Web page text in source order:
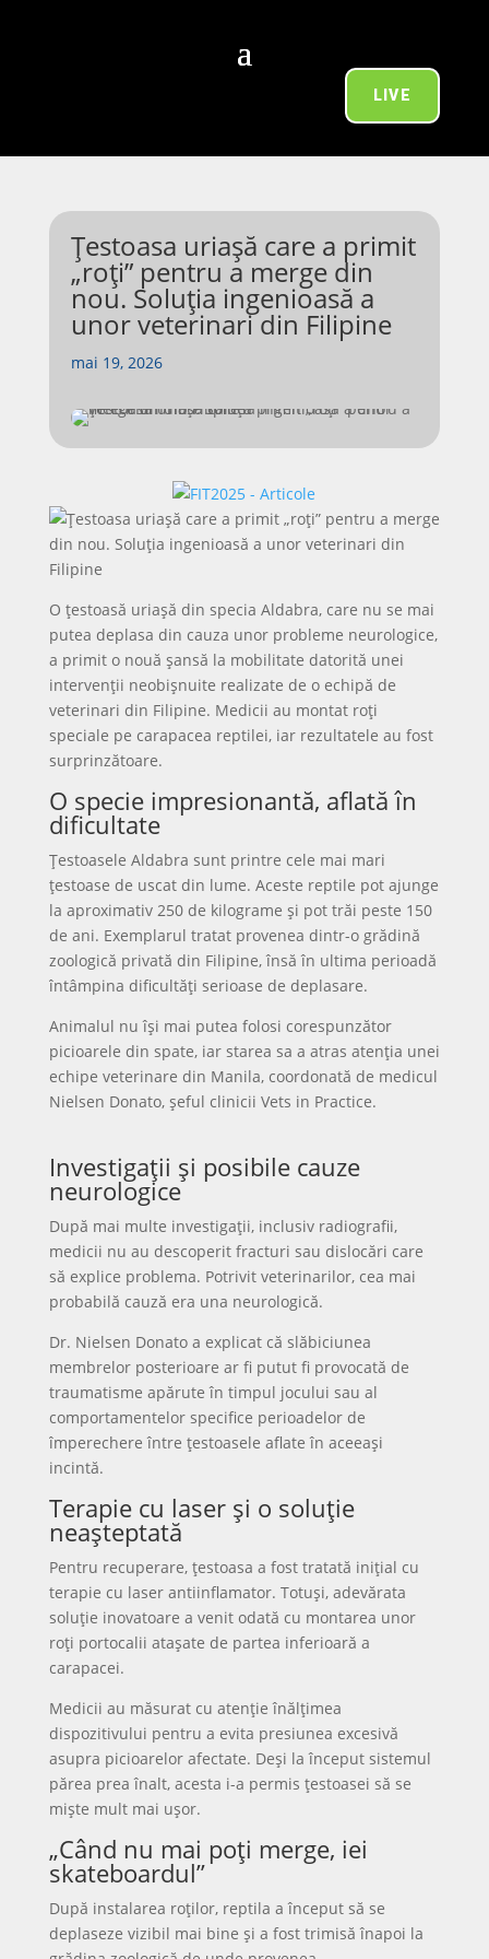
LIVE
Țestoasa uriașă care a primit
„roți” pentru a merge din
nou. Soluția ingenioasă a
unor veterinari din Filipine
mai 19, 2026
O țestoasă uriașă din specia Aldabra, care nu se mai
putea deplasa din cauza unor probleme neurologice,
a primit o nouă șansă la mobilitate datorită unei
intervenții neobișnuite realizate de o echipă de
veterinari din Filipine. Medicii au montat roți
speciale pe carapacea reptilei, iar rezultatele au fost
surprinzătoare.
O specie impresionantă, aflată în
dificultate
Țestoasele Aldabra sunt printre cele mai mari
țestoase de uscat din lume. Aceste reptile pot ajunge
la aproximativ 250 de kilograme și pot trăi peste 150
de ani. Exemplarul tratat provenea dintr-o grădină
zoologică privată din Filipine, însă în ultima perioadă
întâmpina dificultăți serioase de deplasare.
Animalul nu își mai putea folosi corespunzător
picioarele din spate, iar starea sa a atras atenția unei
echipe veterinare din Manila, coordonată de medicul
Nielsen Donato, șeful clinicii Vets in Practice.
Investigații și posibile cauze
neurologice
După mai multe investigații, inclusiv radiografii,
medicii nu au descoperit fracturi sau dislocări care
să explice problema. Potrivit veterinarilor, cea mai
probabilă cauză era una neurologică.
Dr. Nielsen Donato a explicat că slăbiciunea
membrelor posterioare ar fi putut fi provocată de
traumatisme apărute în timpul jocului sau al
comportamentelor specifice perioadelor de
împerechere între țestoasele aflate în aceeași
incintă.
Terapie cu laser și o soluție
neașteptată
Pentru recuperare, țestoasa a fost tratată inițial cu
terapie cu laser antiinflamator. Totuși, adevărata
soluție inovatoare a venit odată cu montarea unor
roți portocalii atașate de partea inferioară a
carapacei.
Medicii au măsurat cu atenție înălțimea
dispozitivului pentru a evita presiunea excesivă
asupra picioarelor afectate. Deși la început sistemul
părea prea înalt, acesta i-a permis țestoasei să se
miște mult mai ușor.
„Când nu mai poți merge, iei
skateboardul”
După instalarea roților, reptila a început să se
deplaseze vizibil mai bine și a fost trimisă înapoi la